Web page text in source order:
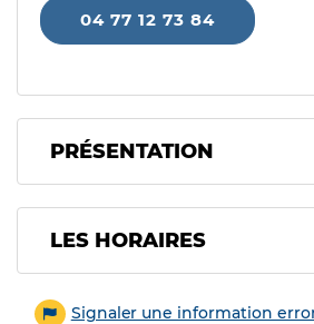
04 77 12 73 84
PRÉSENTATION
LES HORAIRES
Signaler une information